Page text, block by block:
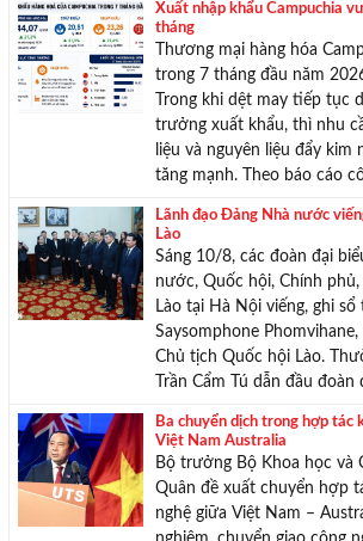
Xuất nhập khẩu Campuchia
tháng
Thương mại hàng hóa
trong 7 tháng đầu năm
Trong khi dệt may tiếp tục
trưởng xuất khẩu, thì nhu
liệu và nguyên liệu đẩy kim
tăng mạnh. Theo báo cáo
Lãnh đạo Đảng Nhà nước
Lào
Sáng 10/8, các đoàn đại
nước, Quốc hội, Chính
Lào tại Hà Nội viếng, ghi
Saysomphone
Chủ tịch Quốc hội Lào.
Trần Cẩm Tú dẫn đầu đoàn
Ba chuyển dịch trong hợp tác
Việt Nam Australia
Bộ trưởng Bộ Khoa học và
Quân đề xuất chuyển hợp
nghệ giữa Việt Nam –